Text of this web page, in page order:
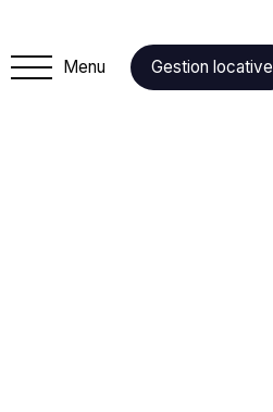
Menu Gestion locative